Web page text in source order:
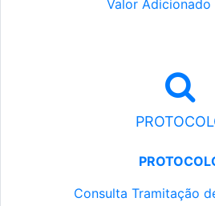
Valor Adicionado
Consulta Tramitação